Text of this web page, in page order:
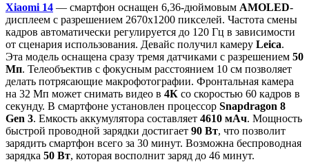
Xiaomi 14 — смартфон оснащен 6,36-дюймовым AMOLED-
дисплеем с разрешением 2670х1200 пикселей. Частота смены
кадров автоматически регулируется до 120 Гц в зависимости
от сценария использования. Девайс получил камеру Leica.
Эта модель оснащена сразу тремя датчиками с разрешением 50
Мп. Телеобъектив с фокусным расстоянием 10 см позволяет
делать потрясающие макрофотографии. Фронтальная камера
на 32 Мп может снимать видео в 4К со скоростью 60 кадров в
секунду. В смартфоне установлен процессор Snapdragon 8
Gen 3. Емкость аккумулятора составляет 4610 мАч. Мощность
быстрой проводной зарядки достигает 90 Вт, что позволит
зарядить смартфон всего за 30 минут. Возможна беспроводная
зарядка 50 Вт, которая восполнит заряд до 46 минут.